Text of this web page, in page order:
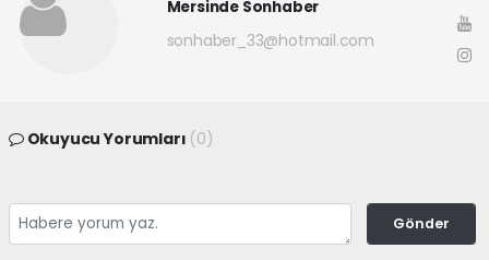
Mersinde Sonhaber
sonhaber_33@hotmail.com
Okuyucu Yorumları (0)
Gönder